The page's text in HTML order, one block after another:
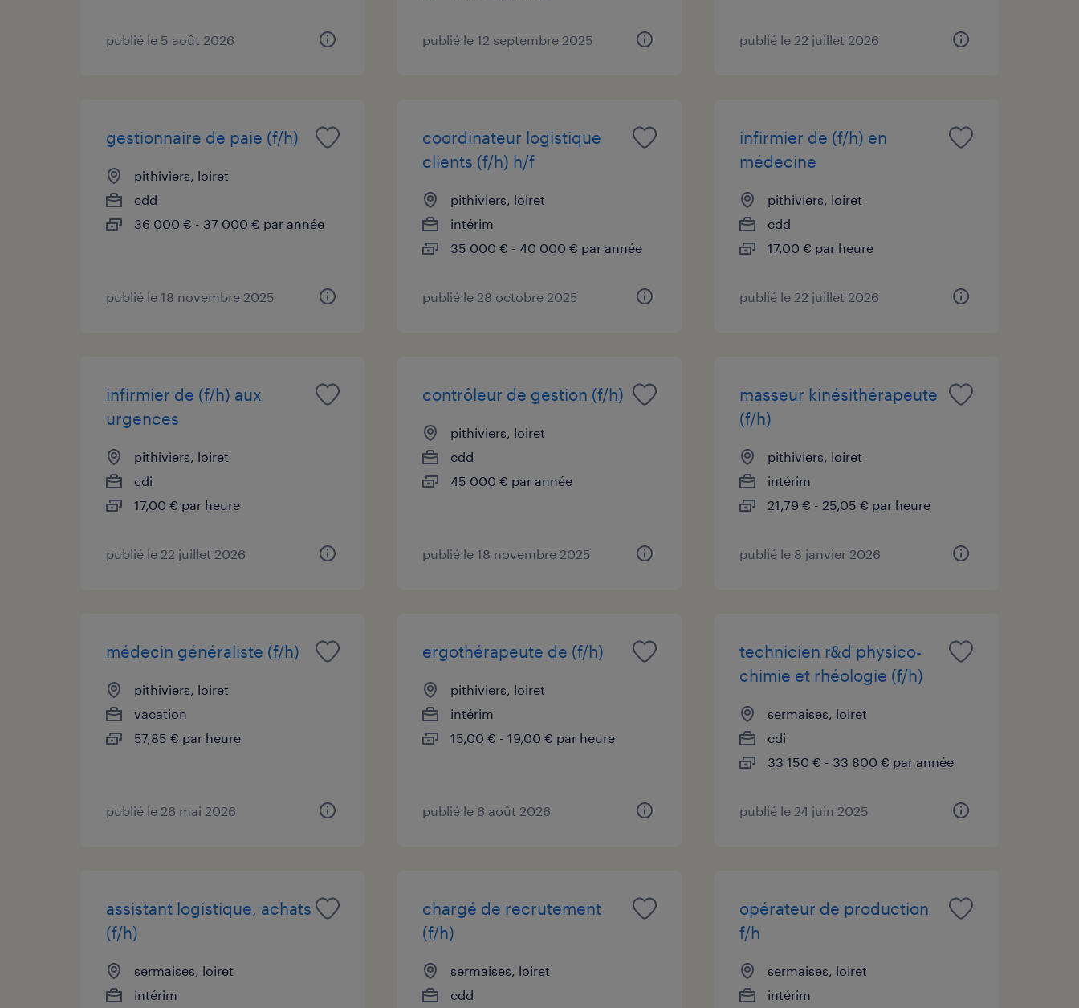
publié le 5 août 2026 publié le 12 septembre 2025 publié le 22 juillet 2026
gestionnaire de paie (f/h)
pithiviers, loiret
cdd
36 000 € - 37 000 € par année
publié le 18 novembre 2025
coordinateur logistique
clients (f/h) h/f
pithiviers, loiret
intérim
35 000 € - 40 000 € par année
publié le 28 octobre 2025
infirmier de (f/h) en
médecine
pithiviers, loiret
cdd
17,00 € par heure
publié le 22 juillet 2026
infirmier de (f/h) aux
urgences
pithiviers, loiret
cdi
17,00 € par heure
publié le 22 juillet 2026
contrôleur de gestion (f/h)
pithiviers, loiret
cdd
45 000 € par année
publié le 18 novembre 2025
masseur kinésithérapeute
(f/h)
pithiviers, loiret
intérim
21,79 € - 25,05 € par heure
publié le 8 janvier 2026
médecin généraliste (f/h)
pithiviers, loiret
vacation
57,85 € par heure
publié le 26 mai 2026
ergothérapeute de (f/h)
pithiviers, loiret
intérim
15,00 € - 19,00 € par heure
publié le 6 août 2026
technicien r&d physico-
chimie et rhéologie (f/h)
sermaises, loiret
cdi
33 150 € - 33 800 € par année
publié le 24 juin 2025
assistant logistique, achats
(f/h)
sermaises, loiret
intérim
chargé de recrutement
(f/h)
sermaises, loiret
cdd
opérateur de production
f/h
sermaises, loiret
intérim